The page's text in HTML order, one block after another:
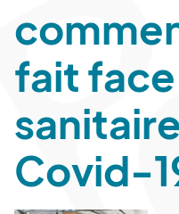
fait face
Covid-